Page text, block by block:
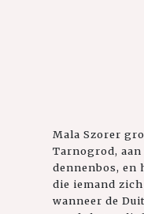
Mala Szorer
Tarnogrod, aan
dennenbos, en
die iemand
wanneer de